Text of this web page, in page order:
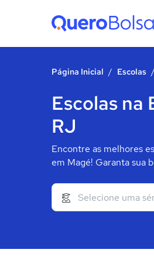
Página Inicial / Escolas /
Escolas
RJ
Encontre as melhores
em Magé! Garanta sua